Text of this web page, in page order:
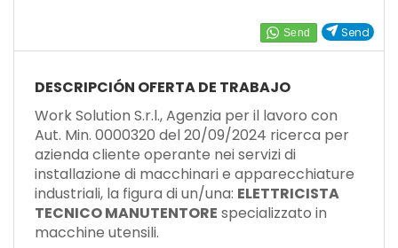
EN
FR
IT
DE
Send
DESCRIPCIÓN OFERTA DE TRABAJO
Work Solution S.r.l., Agenzia per il lavoro con
Aut. Min. 0000320 del 20/09/2024 ricerca per
azienda cliente operante nei servizi di
installazione di macchinari e apparecchiature
industriali, la figura di un/una: ELETTRICISTA
TECNICO MANUTENTORE specializzato in
macchine utensili.